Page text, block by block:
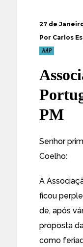
27 de
Por Carlos
AAP
PM
Senhor
Coelho:
A
ficou
de, após
proposta
como